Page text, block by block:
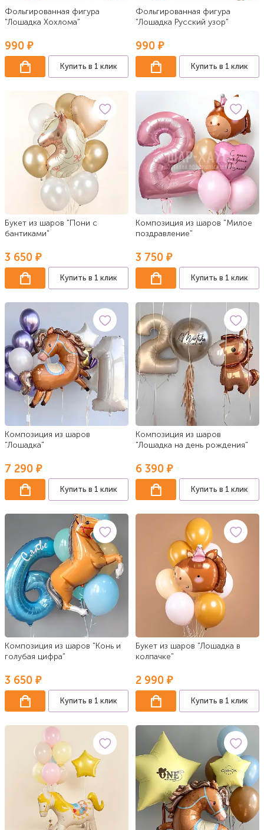
Фольгированная фигура
"Лошадка Хохлома"
990 ₽
Купить в 1 клик
Фольгированная фигура
"Лошадка Русский узор"
990 ₽
Купить в 1 клик
Букет из шаров "Пони с
бантиками"
3 650 ₽
Купить в 1 клик
Композиция из шаров "Милое
поздравление"
3 750 ₽
Купить в 1 клик
Композиция из шаров
"Лошадка"
7 290 ₽
Купить в 1 клик
Композиция из шаров
"Лошадка на день рождения"
6 390 ₽
Купить в 1 клик
Композиция из шаров "Конь и
голубая цифра"
3 650 ₽
Купить в 1 клик
Букет из шаров "Лошадка в
колпачке"
2 990 ₽
Купить в 1 клик